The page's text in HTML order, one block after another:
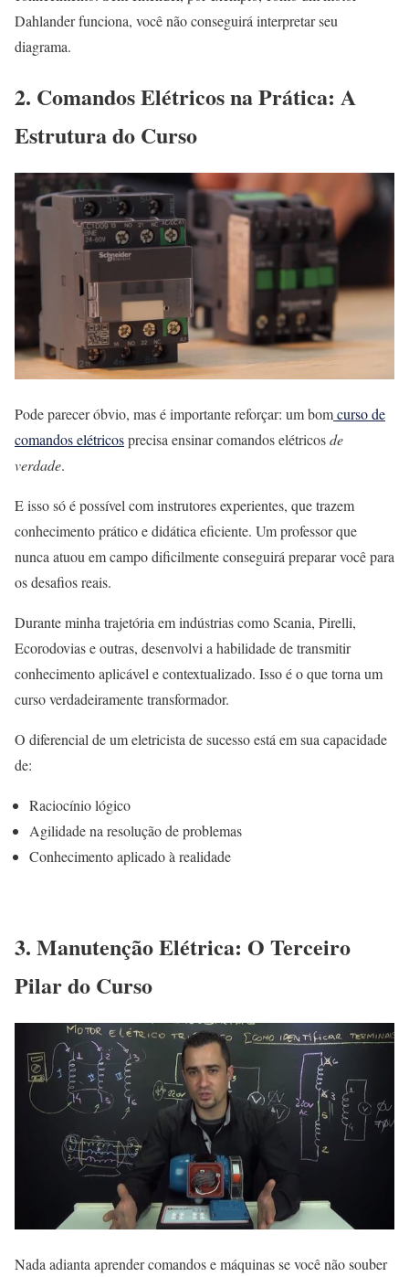
Dahlander funciona, você não conseguirá interpretar seu
diagrama.
2. Comandos Elétricos na Prática: A
Estrutura do Curso
Pode parecer óbvio, mas é importante reforçar: um bomcurso de
comandos elétricosprecisa ensinar comandos elétricosde
verdade.
E isso só é possível com instrutores experientes, que trazem
conhecimento prático e didática eficiente. Um professor que
nunca atuou em campo dificilmente conseguirá preparar você para
os desafios reais.
Durante minha trajetória em indústrias como Scania, Pirelli,
Ecorodovias e outras, desenvolvi a habilidade de transmitir
conhecimento aplicável e contextualizado. Isso é o que torna um
curso verdadeiramente transformador.
O diferencial de um eletricista de sucesso está em sua capacidade
de:
Raciocínio lógico
Agilidade na resolução de problemas
Conhecimento aplicado à realidade
3. Manutenção Elétrica: O Terceiro
Pilar do Curso
Nada adianta aprender comandos e máquinas se você não souber